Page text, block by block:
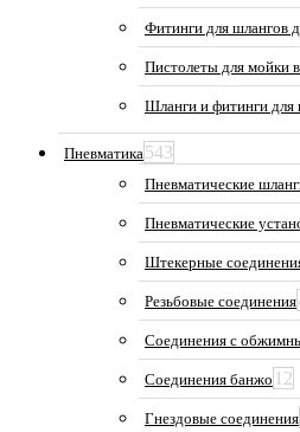
Фитинги для шлангов
Пистолеты для мойки
Шланги и фитинги для
Пневматика543
Пневматические
Пневматические
Штекерные
Резьбовые соединения
Соединения с
Соединения банжо 12
Гнездовые соединения